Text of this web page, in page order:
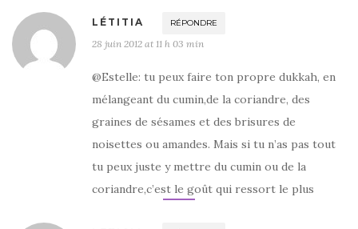
LÉTITIA RÉPONDRE
28 juin 2012 at 11 h 03 min
@Estelle: tu peux faire ton propre dukkah, en
mélangeant du cumin,de la coriandre, des
graines de sésames et des brisures de
noisettes ou amandes. Mais si tu n’as pas tout
tu peux juste y mettre du cumin ou de la
coriandre,c’est le goût qui ressort le plus